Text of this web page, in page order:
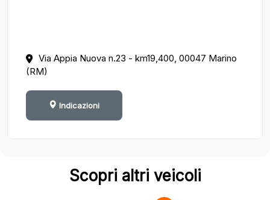
Via Appia Nuova n.23 - km19,400, 00047 Marino
(RM)
Indicazioni
Scopri altri veicoli